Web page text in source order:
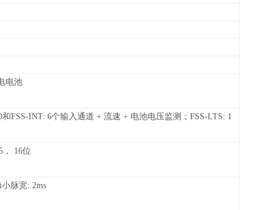
电池
FSS-INT: 6个输入通道 + 流速 + 电池电压监测；FSS-LTS: 1
， 16位
脉宽: 2ms